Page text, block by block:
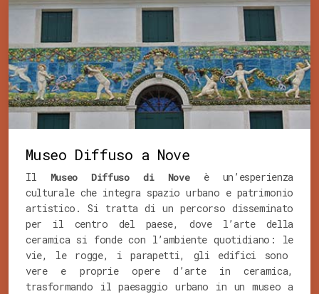
Museo Diffuso a Nove
Il Museo Diffuso di Noveè un’esperienza
culturale che integra spazio urbano e patrimonio
artistico. Si tratta di un percorso disseminato
per il centro del paese, dove l’arte della
ceramica si fonde con l’ambiente quotidiano: le
vie, le rogge, i parapetti, gli edifici sono
vere e proprie opere d’arte in ceramica,
trasformando il paesaggio urbano in un museo a